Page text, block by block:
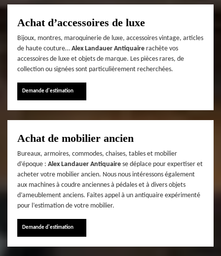
Achat d’accessoires de luxe
Bijoux, montres, maroquinerie de luxe, accessoires vintage, articles
de haute couture… Alex Landauer Antiquaire rachète vos
accessoires de luxe et objets de marque. Les pièces rares, de
collection ou signées sont particulièrement recherchées.
Demande d'estimation
Achat de mobilier ancien
Bureaux, armoires, commodes, chaises, tables et mobilier
d’époque : Alex Landauer Antiquaire se déplace pour expertiser et
acheter votre mobilier ancien. Nous nous intéressons également
aux machines à coudre anciennes à pédales et à divers objets
d’ameublement anciens. Faites appel à un antiquaire expérimenté
pour l’estimation de votre mobilier.
Demande d'estimation